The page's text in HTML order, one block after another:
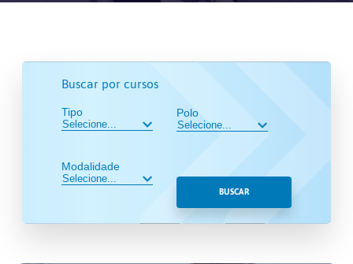
Buscar por cursos
Tipo
Modalidade
Polo
BUSCAR